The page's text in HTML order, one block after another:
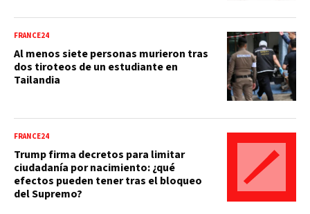
FRANCE24
Al menos siete personas murieron tras
dos tiroteos de un estudiante en
Tailandia
FRANCE24
Trump firma decretos para limitar
ciudadanía por nacimiento: ¿qué
efectos pueden tener tras el bloqueo
del Supremo?